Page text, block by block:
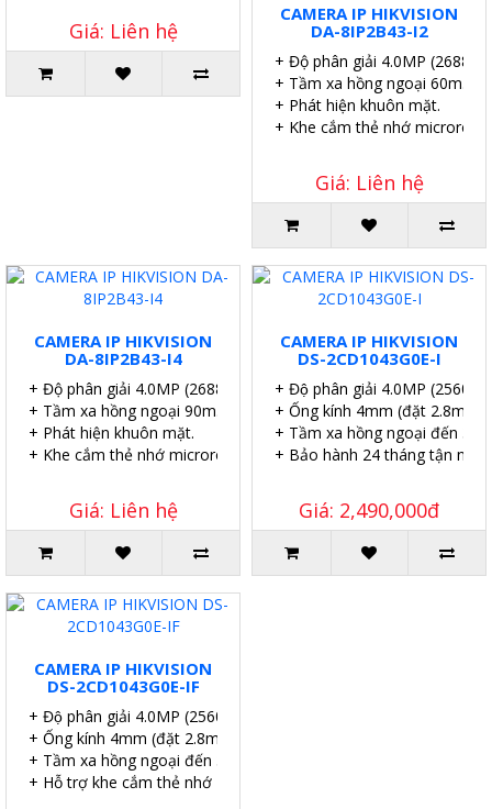
Giá: Liên hệ
CAMERA IP HIKVISION
DA-8IP2B43-I2
+ Độ phân giải 4.0MP (2688 ×
+ Tầm xa hồng ngoại 60m.
+ Phát hiện khuôn mặt.
+ Khe cắm thẻ nhớ
Giá: Liên hệ
CAMERA IP HIKVISION
DA-8IP2B43-I4
+ Độ phân giải 4.0MP (2688 × 1520@25fps)
+ Tầm xa hồng ngoại 90m.
+ Phát hiện khuôn mặt.
+ Khe cắm thẻ nhớ microroSD 512GB (max).
Giá: Liên hệ
CAMERA IP HIKVISION
DS-2CD1043G0E-I
+ Độ phân giải 4.0MP
+ Ống kính 4mm (đặt 2.8mm,
+ Tầm xa hồng ngoại đến
+ Bảo hành 24 tháng tận nơi.
Giá: 2,490,000đ
CAMERA IP HIKVISION
DS-2CD1043G0E-IF
+ Độ phân giải 4.0MP (2560×1140P)
+ Ống kính 4mm (đặt 2.8mm, 6mm).
+ Tầm xa hồng ngoại đến 30m.
+ Hỗ trợ khe cắm thẻ nhớ 256GB.